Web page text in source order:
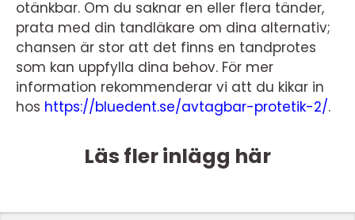
otänkbar. Om du saknar en eller flera tänder,
prata med din tandläkare om dina alternativ;
chansen är stor att det finns en tandprotes
som kan uppfylla dina behov. För mer
information rekommenderar vi att du kikar in
hos https://bluedent.se/avtagbar-protetik-2/.
Läs fler inlägg här